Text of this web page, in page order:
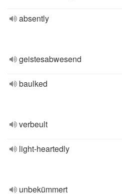
absently
geistesabwesend
baulked
verbeult
light-heartedly
unbekümmert